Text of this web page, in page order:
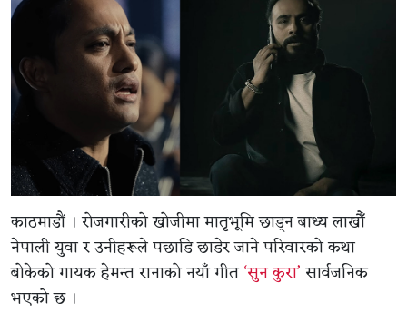
काठमाडौं । रोजगारीको खोजीमा मातृभूमि छाड्न बाध्य लाखौँ
नेपाली युवा र उनीहरूले पछाडि छाडेर जाने परिवारको कथा
बोकेको गायक हेमन्त रानाको नयाँ गीत‘सुन कुरा’सार्वजनिक
भएको छ ।